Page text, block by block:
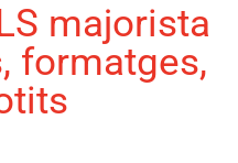
majorista
formatges,